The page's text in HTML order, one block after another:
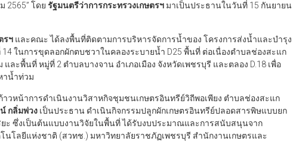
2565” โดย รัฐมนตรีว่าการกระทรวงเกษตรฯ มาเป็นประธานในวันที่ 15 กันยายน
รฯ และคณะ ได้ลงพื้นที่ติดตามการบริหารจัดการน้ำของ โครงการส่งน้ำและบำรุง
ในการขุดลอกผักตบชวาในคลองระบายน้ำ D25 พื้นที่ ต่อเนื่องตำบลช่องสะแก
ละพื้นที่ หมู่ที่ 2 ตำบลบางจาน อำเภอเมือง จังหวัดเพชรบุรี และตลอง D.18 เพื่อ
าน้ำท่วม
วหน้าการดำเนินงานวิสาหกิจชุมชนเกษตรอินทรีย์วิถีพอเพียง ตำบลช่องสะแก
กลิ่มพ่วง เป็นประธาน ดำเนินกิจกรรมปลูกผักเกษตรอินทรีย์ปลอดสารพิษแบบยก
ะ ซึ่งเป็นต้นแบบงานวิจัยในพื้นที่ ได้รับงบประมาณและการสนับสนุนจาก
โลยีแห่งชาติ (สวทช.) มหาวิทยาลัยราชภัฏเพชรบุรี สำนักงานเกษตรและ